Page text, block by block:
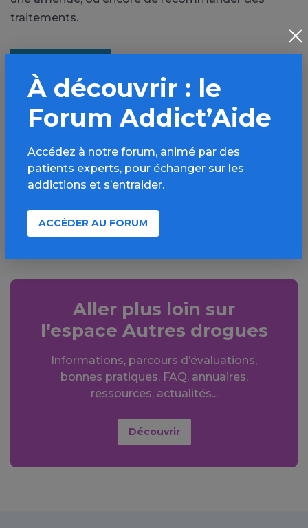
traitements.
PARTAGER
LinkedIn
SMS
Aller plus loin sur
l’espace Autres drogues
Informations, parcours d’évaluations,
bonnes pratiques, FAQ, annuaires,
ressources, actualités...
Découvrir
À découvrir : le
Forum Addict’Aide
Accédez à notre forum, animé par des
patients experts, pour échanger sur les
addictions et s’entraider.
ACCÉDER AU FORUM